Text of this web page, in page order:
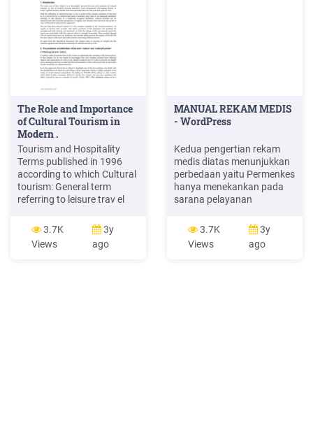
The Role and Importance
of Cultural Tourism in
Modern .
Tourism and Hospitality
Terms published in 1996
according to which Cultural
tourism: General term
referring to leisure trav el
aspects of the culture of a
particular area. ('Dictionary
of Travel, Tour ism and
3.7K
Views
3y
ago
MANUAL REKAM MEDIS
- WordPress
Kedua pengertian rekam
medis diatas menunjukkan
perbedaan yaitu Permenkes
hanya menekankan pada
sarana pelayanan
dalam UU Praktik
Kedokteran tidak. Ini
menunjukan pengaturan
3.7K
Views
3y
ago